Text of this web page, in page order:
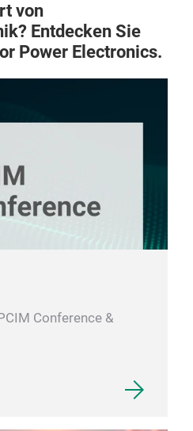
von
Entdecken Sie
Power Electronics.
Conference &